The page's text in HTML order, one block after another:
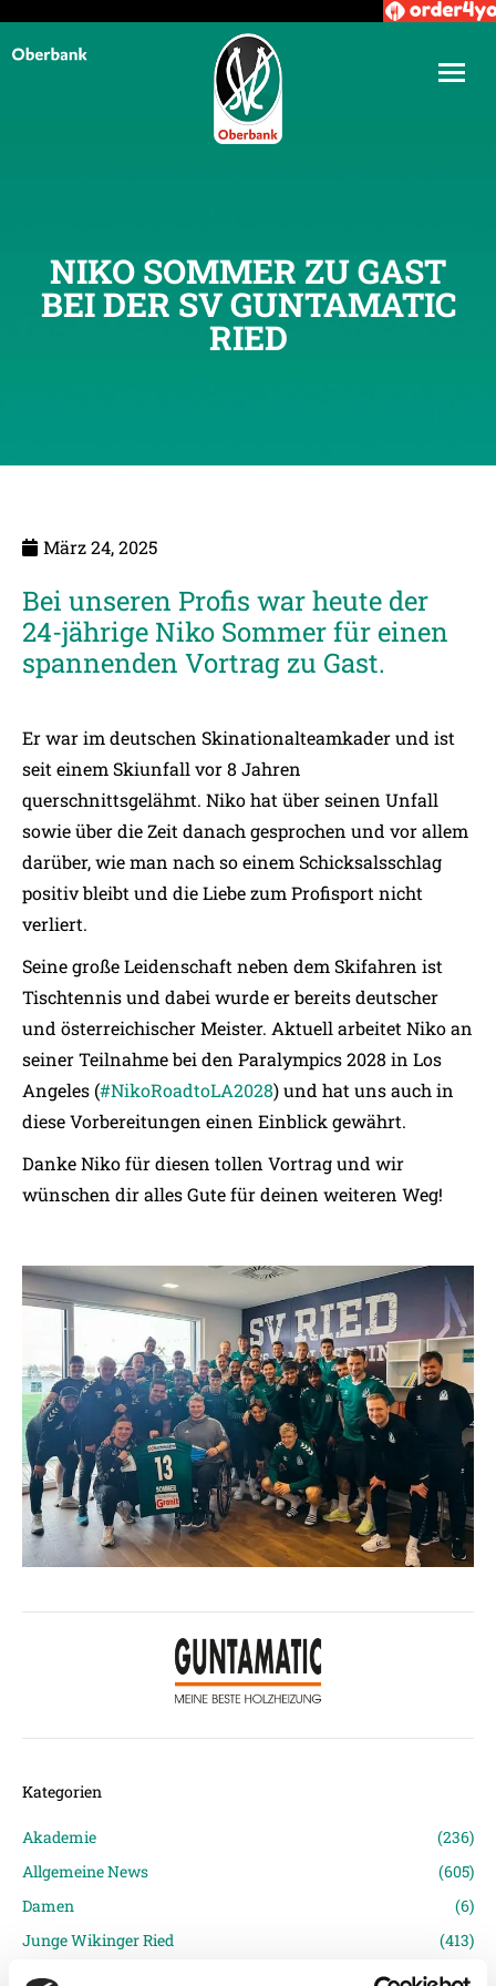
NIKO SOMMER ZU GAST
BEI DER SV GUNTAMATIC
RIED
März 24, 2025
Bei unseren Profis war heute der
24-jährige Niko Sommer für einen
spannenden Vortrag zu Gast.
Er war im deutschen Skinationalteamkader und ist
seit einem Skiunfall vor 8 Jahren
querschnittsgelähmt. Niko hat über seinen Unfall
sowie über die Zeit danach gesprochen und vor allem
darüber, wie man nach so einem Schicksalsschlag
positiv bleibt und die Liebe zum Profisport nicht
verliert.
Seine große Leidenschaft neben dem Skifahren ist
Tischtennis und dabei wurde er bereits deutscher
und österreichischer Meister. Aktuell arbeitet Niko an
seiner Teilnahme bei den Paralympics 2028 in Los
Angeles (#NikoRoadtoLA2028) und hat uns auch in
diese Vorbereitungen einen Einblick gewährt.
Danke Niko für diesen tollen Vortrag und wir
wünschen dir alles Gute für deinen weiteren Weg!
Kategorien
Akademie
(236)
Allgemeine News
(605)
Damen
(6)
Junge Wikinger Ried
(413)
Nachwuchs
(74)